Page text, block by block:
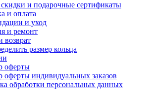
и подарочные сертификаты
и оплата
и уход
и ремонт
возврат
размер кольца
оферты
оферты индивидуальных заказов
обработки персональных данных